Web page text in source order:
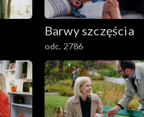
Barwy szczęścia
odc. 2786